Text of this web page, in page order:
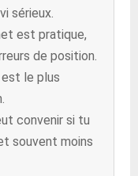
sérieux.
est pratique,
de position.
le plus
convenir si tu
souvent moins